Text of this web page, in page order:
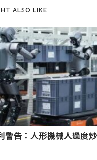
ALSO LIKE
警告：人形機械人過度